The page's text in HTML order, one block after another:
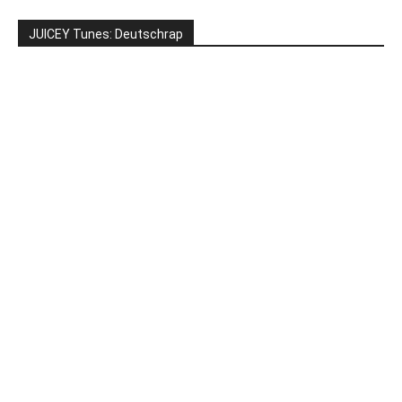
JUICEY Tunes: Deutschrap